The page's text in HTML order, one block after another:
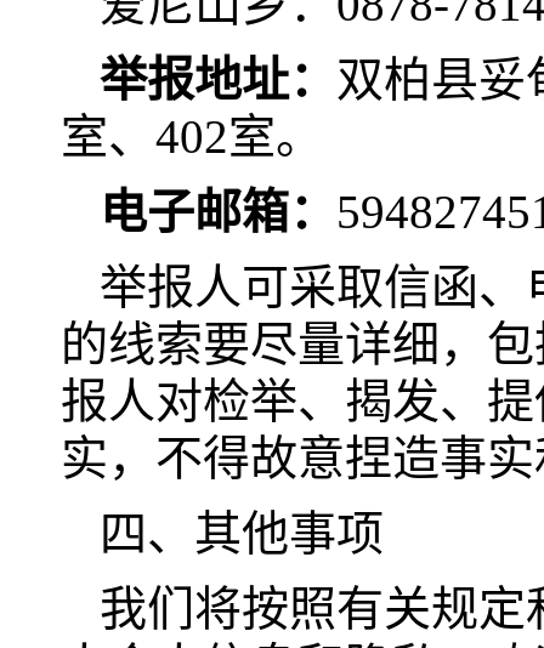
举报地址： 双柏县妥
室、402室。
电子邮箱：
举报人可采取信函
的线索要尽量详细，
报人对检举、揭发、
实，不得故意捏造事
四、其他事项
我们将按照有关规